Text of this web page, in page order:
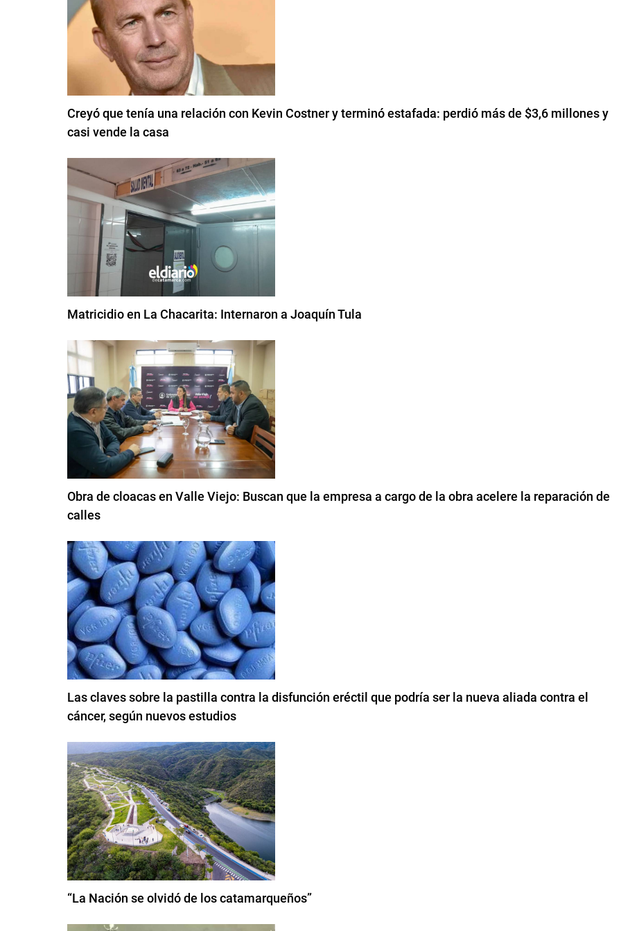
Creyó que tenía una relación con Kevin Costner y terminó estafada: perdió más de $3,6 millones y
casi vende la casa
Matricidio en La Chacarita: Internaron a Joaquín Tula
Obra de cloacas en Valle Viejo: Buscan que la empresa a cargo de la obra acelere la reparación de
calles
Las claves sobre la pastilla contra la disfunción eréctil que podría ser la nueva aliada contra el
cáncer, según nuevos estudios
“La Nación se olvidó de los catamarqueños”